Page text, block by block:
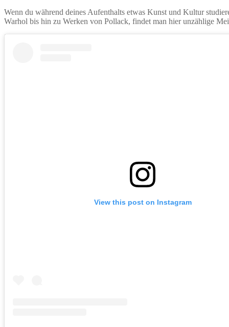
Wenn du während deines Aufenthalts etwas Kunst und Kultur
Warhol bis hin zu Werken von Pollack, findet man hier unzählige
View this post on Instagram